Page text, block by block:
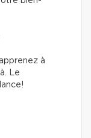
apprenez à
Le